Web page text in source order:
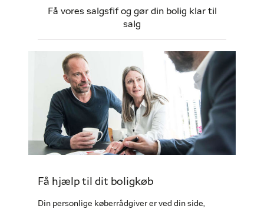
Få vores salgsfif og gør din bolig klar til
salg
Få hjælp til dit boligkøb
Din personlige køberrådgiver er ved din side,